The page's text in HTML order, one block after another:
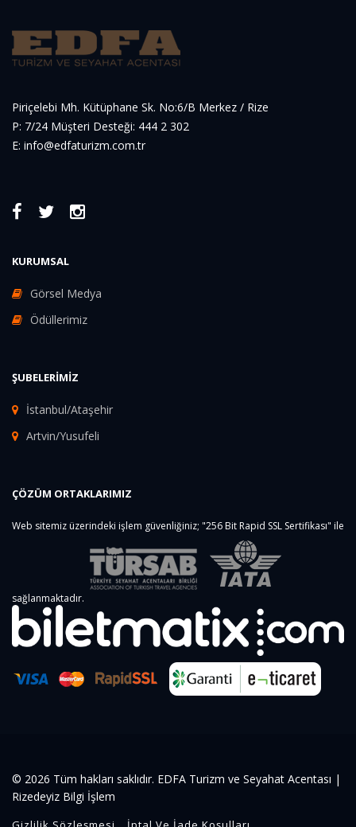
Piriçelebi Mh. Kütüphane Sk. No:6/B Merkez / Rize
P: 7/24 Müşteri Desteği: 444 2 302
E: info@edfaturizm.com.tr
KURUMSAL
Görsel Medya
Ödüllerimiz
ŞUBELERIMIZ
İstanbul/Ataşehir
Artvin/Yusufeli
ÇÖZÜM ORTAKLARIMIZ
Web sitemiz üzerindeki işlem güvenliğiniz; "256 Bit Rapid SSL Sertifikası" ile
sağlanmaktadır.
© 2026 Tüm hakları saklıdır. EDFA Turizm ve Seyahat Acentası |
Rizedeyiz Bilgi İşlem